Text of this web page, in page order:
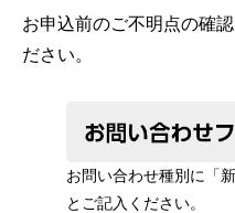
お申込前のご不明点の確
ださい。
お問い合わせ種別に「
とご記入ください。